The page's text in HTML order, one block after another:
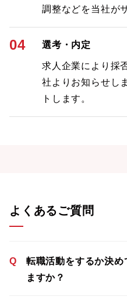
調整などを当社が
04 選考・内定
求人企業により採
社よりお知らせし
トします。
よくあるご質問
Q
転職活動をするか決
ますか？